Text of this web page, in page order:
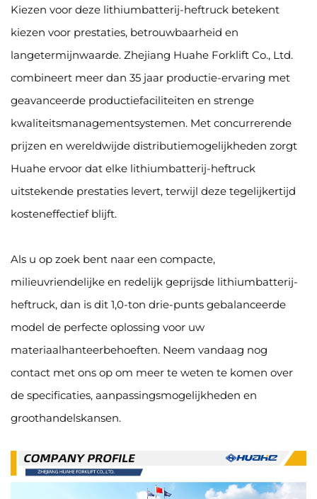
Kiezen voor deze lithiumbatterij-heftruck betekent
kiezen voor prestaties, betrouwbaarheid en
langetermijnwaarde. Zhejiang Huahe Forklift Co., Ltd.
combineert meer dan 35 jaar productie-ervaring met
geavanceerde productiefaciliteiten en strenge
kwaliteitsmanagementsystemen. Met concurrerende
prijzen en wereldwijde distributiemogelijkheden zorgt
Huahe ervoor dat elke lithiumbatterij-heftruck
uitstekende prestaties levert, terwijl deze tegelijkertijd
kosteneffectief blijft.
Als u op zoek bent naar een compacte,
milieuvriendelijke en redelijk geprijsde lithiumbatterij-
heftruck, dan is dit 1,0-ton drie-punts gebalanceerde
model de perfecte oplossing voor uw
materiaalhanteerbehoeften. Neem vandaag nog
contact met ons op om meer te weten te komen over
de specificaties, aanpassingsmogelijkheden en
groothandelskansen.